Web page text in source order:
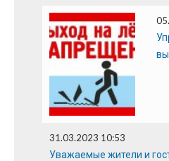
31.03.2023 10:53
Уважаемые жители и